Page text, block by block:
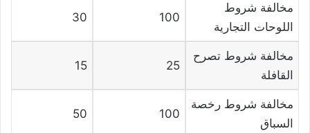
مخالفة شروط
اللوحات التجارية
100
30
مخالفة شروط تصرح
القافلة
25
15
مخالفة شروط رخصة
السباق
100
50